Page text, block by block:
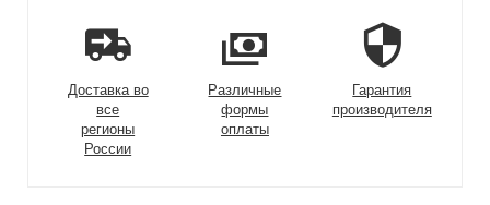
Доставка во
все
регионы
России
Различные
формы
оплаты
Гарантия
производителя